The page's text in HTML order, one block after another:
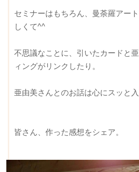
セミナーはもちろん、曼荼羅アー
しくて^^
不思議なことに、引いたカードと
ィングがリンクしたり。
亜由美さんとのお話は心にスッと入
皆さん、作った感想をシェア。